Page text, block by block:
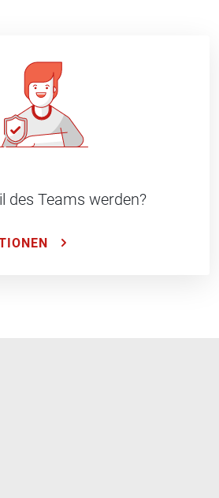
des Teams werden?